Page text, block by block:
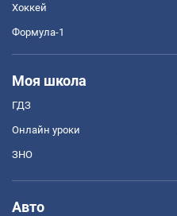
Хоккей
Формула-1
Моя школа
ГДЗ
Онлайн уроки
ЗНО
Авто